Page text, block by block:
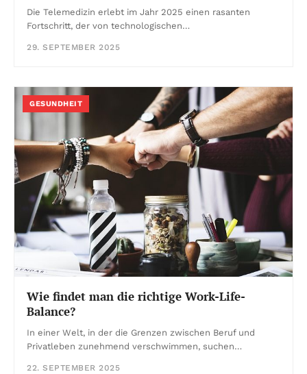
Die Telemedizin erlebt im Jahr 2025 einen rasanten
Fortschritt, der von technologischen…
29. SEPTEMBER 2025
GESUNDHEIT
Wie findet man die richtige Work-Life-
Balance?
In einer Welt, in der die Grenzen zwischen Beruf und
Privatleben zunehmend verschwimmen, suchen…
22. SEPTEMBER 2025